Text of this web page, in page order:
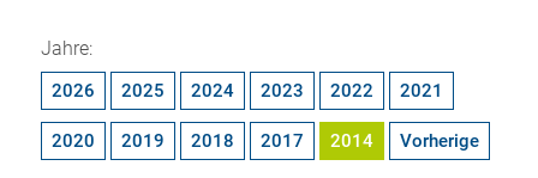
Jahre:
2026 2025 2024 2023 2022 2021
2020 2019 2018 2017 2014 Vorherige